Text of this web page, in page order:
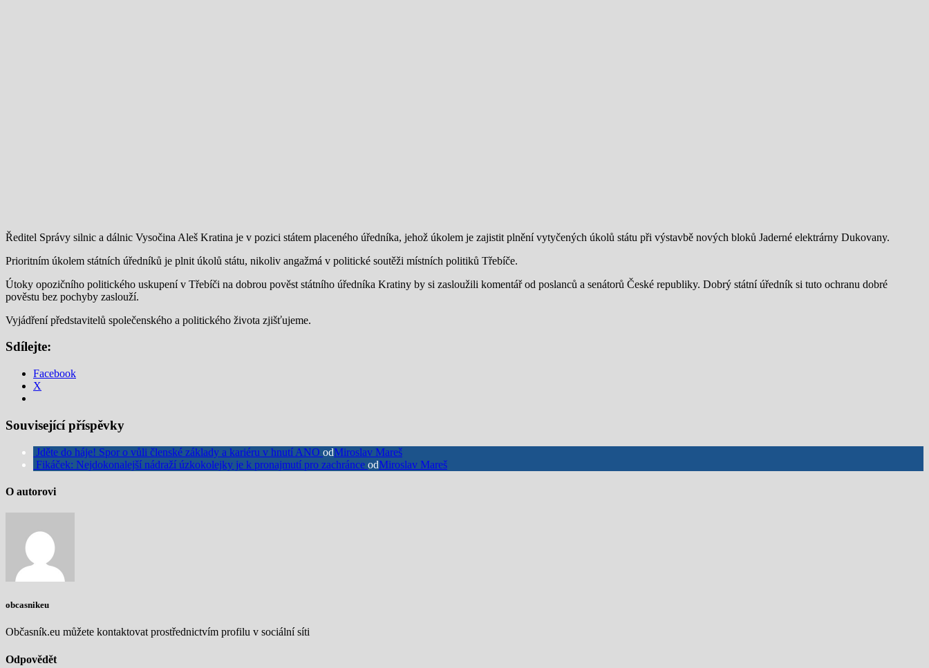
Ředitel Správy silnic a dálnic Vysočina Aleš Kratina je v pozici státem placeného úředníka, jehož úkolem je zajistit plnění vytyčených úkolů státu při výstavbě nových bloků Jaderné elektrárny Dukovany.
Prioritním úkolem státních úředníků je plnit úkolů státu, nikoliv angažmá v politické soutěži místních politiků Třebíče.
Útoky opozičního politického uskupení v Třebíči na dobrou pověst státního úředníka Kratiny by si zasloužili komentář od poslanců a senátorů České republiky. Dobrý státní úředník si tuto ochranu dobré
pověstu bez pochyby zaslouží.
Vyjádření představitelů společenského a politického života zjišťujeme.
Sdílejte:
Facebook
X
Související příspěvky
Jděte do háje! Spor o vůli členské základy a kariéru v hnutí ANO odMiroslav Mareš
Fikáček: Nejdokonalejší nádraží úzkokolejky je k pronajmutí pro zachránce odMiroslav Mareš
O autorovi
obcasnikeu
Občasník.eu můžete kontaktovat prostřednictvím profilu v sociální síti
Odpovědět